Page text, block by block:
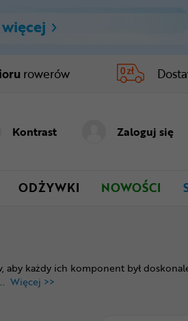
rowerów
Kontrast Zaloguj się
ODŻYWKI NOWOŚCI
każdy ich komponent był
Więcej >>